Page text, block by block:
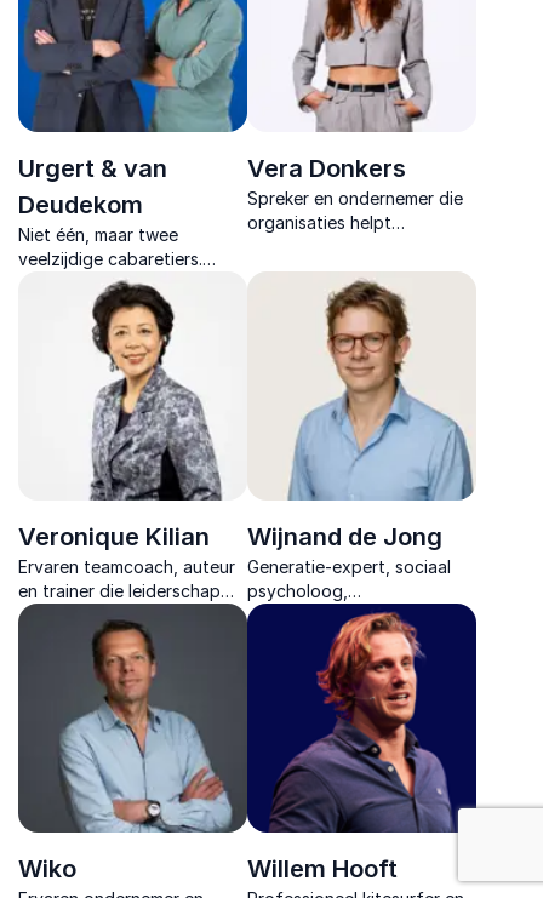
Urgert & van
Deudekom
Niet één, maar twee
veelzijdige cabaretiers.
Wetenschappelijk
onderbouwde shows voor
een zakelijk publiek die een
diepe indruk achterlaten.
Vera Donkers
Spreker en ondernemer die
organisaties helpt
doorbreken en
samenwerking tussen
generaties te versterken
met interactieve inzichten
Veronique Kilian
Ervaren teamcoach, auteur
en trainer die leiderschap
werkgeluk en samenwerking
laat groeien binnen teams
en organisaties.
Wijnand de Jong
Generatie-expert, sociaal
psycholoog,
communicatietrainer, docent
Toegepaste Psychologie. Hij
brengt zijn expertises
samen om teams
toekomstbestendig te
Wiko Willem Hooft
: